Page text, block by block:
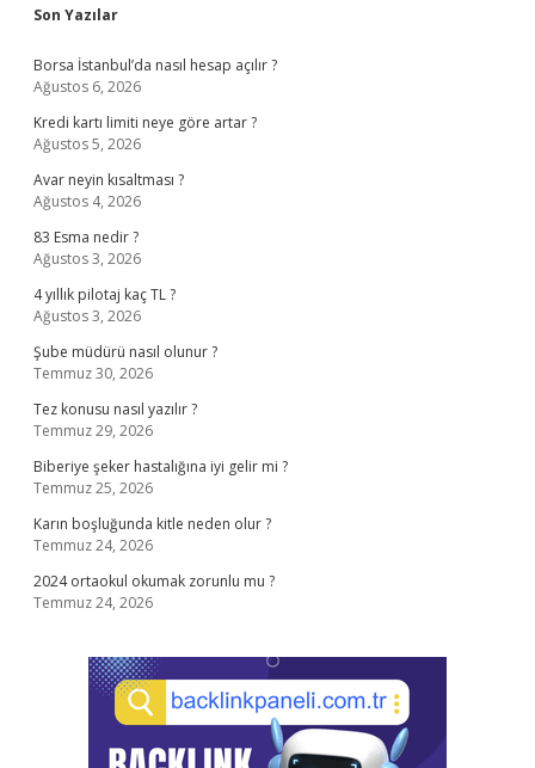
Sidebar
Son Yazılar
Borsa İstanbul’da nasıl hesap açılır ?
Ağustos 6, 2026
Kredi kartı limiti neye göre artar ?
Ağustos 5, 2026
Avar neyin kısaltması ?
Ağustos 4, 2026
83 Esma nedir ?
Ağustos 3, 2026
4 yıllık pilotaj kaç TL ?
Ağustos 3, 2026
Şube müdürü nasıl olunur ?
Temmuz 30, 2026
Tez konusu nasıl yazılır ?
Temmuz 29, 2026
Biberiye şeker hastalığına iyi gelir mi ?
Temmuz 25, 2026
Karın boşluğunda kitle neden olur ?
Temmuz 24, 2026
2024 ortaokul okumak zorunlu mu ?
Temmuz 24, 2026